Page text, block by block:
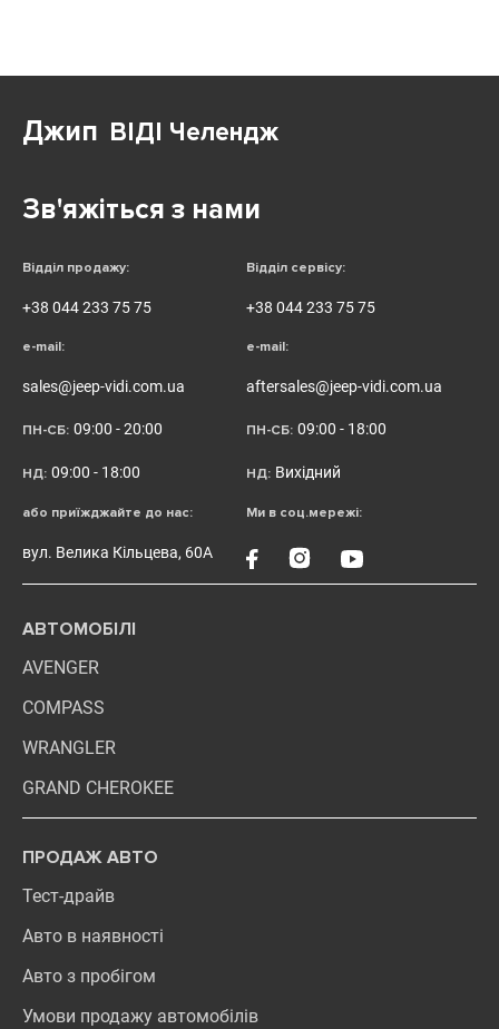
Джип ВІДІ Челендж
Зв'яжіться з нами
Відділ продажу:
+38 044 233 75 75
e-mail:
sales@jeep-vidi.com.ua
ПН-СБ: 09:00 - 20:00
НД: 09:00 - 18:00
або приїжджайте до нас:
вул. Велика Кільцева, 60А
Відділ сервісу:
+38 044 233 75 75
e-mail:
aftersales@jeep-vidi.com.ua
ПН-СБ: 09:00 - 18:00
НД: Вихідний
Ми в соц.мережі:
АВТОМОБІЛІ
AVENGER
COMPASS
WRANGLER
GRAND CHEROKEE
ПРОДАЖ АВТО
Тест-драйв
Авто в наявності
Авто з пробігом
Умови продажу автомобілів